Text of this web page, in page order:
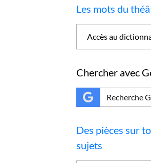
Les mots du
Accès au
Chercher avec
Des pièces sur
sujets